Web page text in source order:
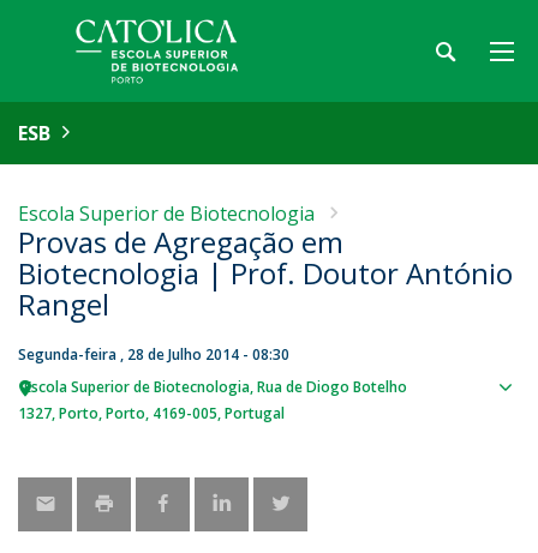
ESB
Escola Superior de Biotecnologia
Provas de Agregação em
Biotecnologia | Prof. Doutor António
Rangel
Segunda-feira , 28 de Julho 2014 - 08:30
Escola Superior de Biotecnologia Rua de Diogo Botelho
1327 Porto Porto 4169-005 Portugal